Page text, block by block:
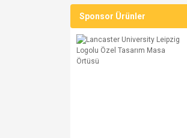
Sponsor Ürünler